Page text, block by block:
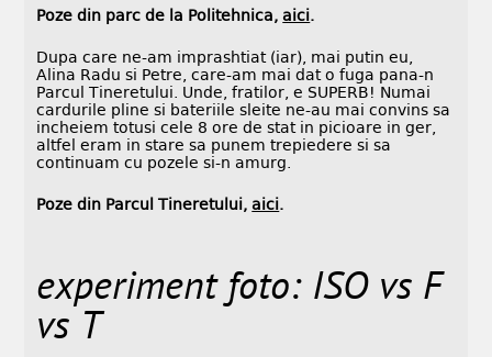
Poze din parc de la Politehnica,aici.
Dupa care ne-am imprashtiat (iar), mai putin eu,
Alina Radu si Petre, care-am mai dat o fuga pana-n
Parcul Tineretului. Unde, fratilor, e SUPERB! Numai
cardurile pline si bateriile sleite ne-au mai convins sa
incheiem totusi cele 8 ore de stat in picioare in ger,
altfel eram in stare sa punem trepiedere si sa
continuam cu pozele si-n amurg.
Poze din Parcul Tineretului,aici.
experiment foto: ISO vs F
vs T